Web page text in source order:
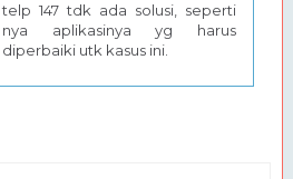
telp 147 tdk ada solusi, seperti
nya aplikasinya yg harus
diperbaiki utk kasus ini.